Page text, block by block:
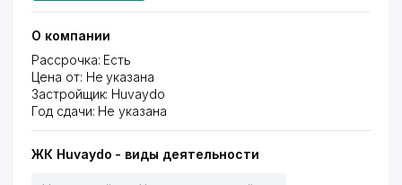
О компании
Рассрочка: Есть
Цена от: Не указана
Застройщик: Huvaydo
Год сдачи: Не указана
ЖК Huvaydo - виды деятельности